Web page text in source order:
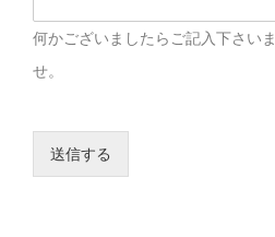
何かございましたらご記入下さいま
せ。